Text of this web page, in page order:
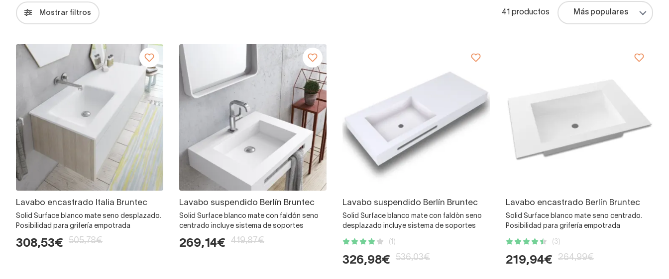
Mostrar filtros 41 productos
Lavabo encastrado Italia Bruntec
Solid Surface blanco mate seno desplazado.
Posibilidad para grifería empotrada
308,53€ 505,78€
Lavabo suspendido Berlín Bruntec
Solid Surface blanco mate con faldón seno
centrado incluye sistema de soportes
269,14€ 419,87€
Lavabo suspendido Berlín Bruntec
Solid Surface blanco mate con faldòn seno
desplazado incluye sistema de soportes
(1)
326,98€ 536,03€
Lavabo encastrado Berlín Bruntec
Solid Surface blanco mate seno centrado.
Posibilidad para grifería empotrada
(3)
219,94€ 264,99€